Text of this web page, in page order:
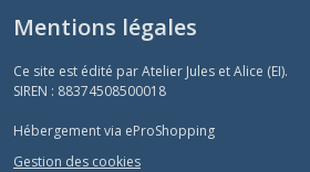
Mentions légales
Ce site est édité par Atelier Jules et Alice (EI).
SIREN : 88374508500018
Hébergement via eProShopping
Gestion des cookies